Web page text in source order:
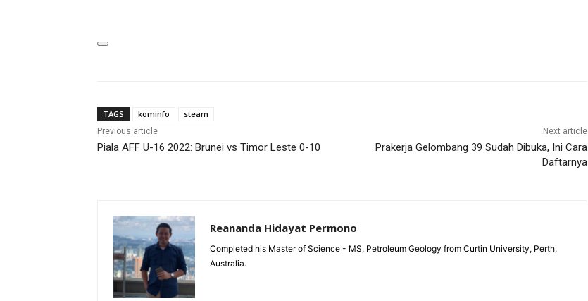
TAGS kominfo steam
Previous article
Piala AFF U-16 2022: Brunei vs Timor Leste 0-10
Next article
Prakerja Gelombang 39 Sudah Dibuka, Ini Cara
Daftarnya
Reananda Hidayat Permono
Completed his Master of Science - MS, Petroleum Geology from Curtin University, Perth,
Australia.